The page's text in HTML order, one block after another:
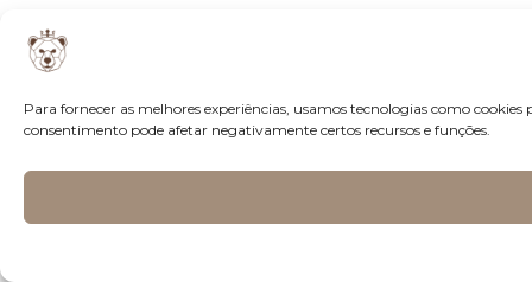
Para fornecer as melhores experiências, usamos tecnologias como
consentimento pode afetar negativamente certos recursos e funções.